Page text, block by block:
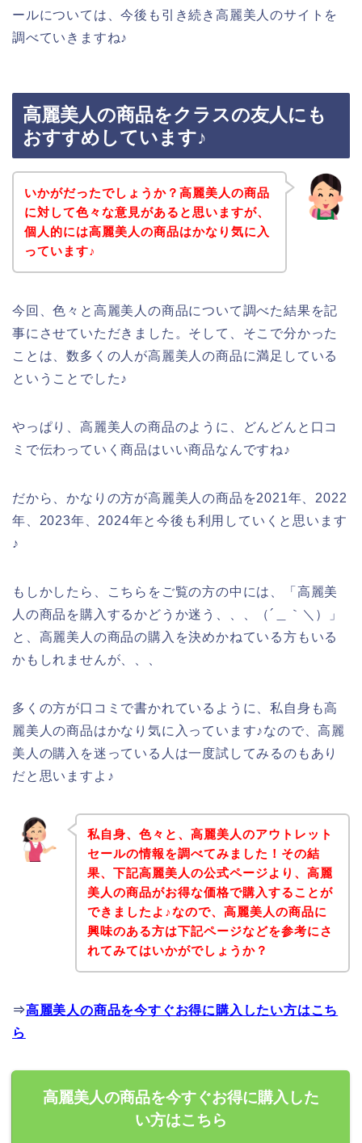
ールについては、今後も引き続き高麗美人のサイトを
調べていきますね♪
高麗美人の商品をクラスの友人にも
おすすめしています♪
いかがだったでしょうか？高麗美人の商品
に対して色々な意見があると思いますが、
個人的には高麗美人の商品はかなり気に入
っています♪
今回、色々と高麗美人の商品について調べた結果を記
事にさせていただきました。そして、そこで分かった
ことは、数多くの人が高麗美人の商品に満足している
ということでした♪
やっぱり、高麗美人の商品のように、どんどんと口コ
ミで伝わっていく商品はいい商品なんですね♪
だから、かなりの方が高麗美人の商品を2021年、2022
年、2023年、2024年と今後も利用していくと思います
♪
もしかしたら、こちらをご覧の方の中には、「高麗美
人の商品を購入するかどうか迷う、、、（´＿｀＼）」
と、高麗美人の商品の購入を決めかねている方もいる
かもしれませんが、、、
多くの方が口コミで書かれているように、私自身も高
麗美人の商品はかなり気に入っています♪なので、高麗
美人の購入を迷っている人は一度試してみるのもあり
だと思いますよ♪
私自身、色々と、高麗美人のアウトレット
セールの情報を調べてみました！その結
果、下記高麗美人の公式ページより、高麗
美人の商品がお得な価格で購入することが
できましたよ♪なので、高麗美人の商品に
興味のある方は下記ページなどを参考にさ
れてみてはいかがでしょうか？
⇒高麗美人の商品を今すぐお得に購入したい方はこち
ら
高麗美人の商品を今すぐお得に購入した
い方はこちら